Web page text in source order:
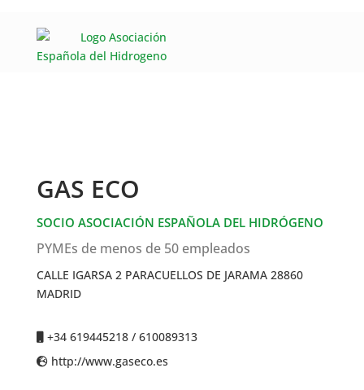
GAS ECO
SOCIO ASOCIACIÓN ESPAÑOLA DEL HIDRÓGENO
PYMEs de menos de 50 empleados
CALLE IGARSA 2 PARACUELLOS DE JARAMA 28860
MADRID
+34 619445218 / 610089313
http://www.gaseco.es